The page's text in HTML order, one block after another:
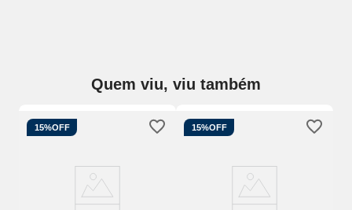
Quem viu, viu também
15%OFF 15%OFF